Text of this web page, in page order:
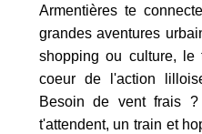
Armentières te
grandes aventures
shopping ou culture,
coeur de l'action
Besoin de vent frais
t'attendent, un train et